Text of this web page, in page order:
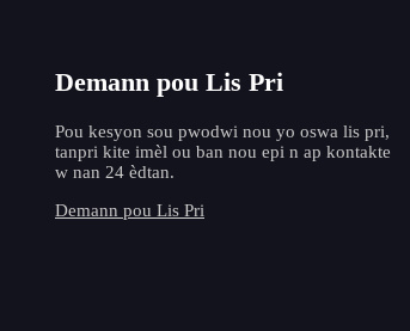
Demann pou Lis Pri
Pou kesyon sou pwodwi nou yo oswa lis pri,
tanpri kite imèl ou ban nou epi n ap kontakte
w nan 24 èdtan.
Demann pou Lis Pri